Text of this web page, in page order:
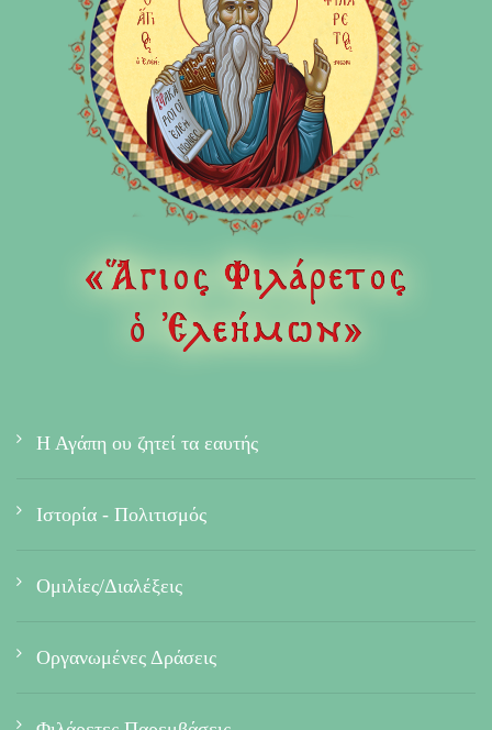
Η Αγάπη ου ζητεί τα εαυτής
Ιστορία - Πολιτισμός
Ομιλίες/Διαλέξεις
Οργανωμένες Δράσεις